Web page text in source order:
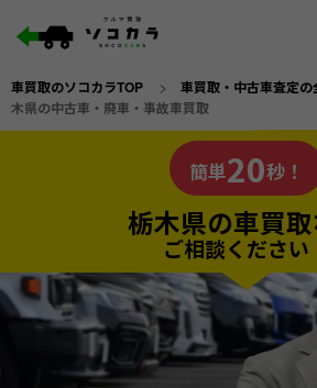
車買取のソコカラTOP > 車買取・中古車査定
木県の中古車・廃車・事故車買取
の車買取なら
ソコカラの
簡単20秒！
栃木県の車買
ご相談ください
20秒で入力完